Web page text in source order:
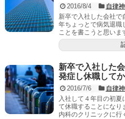
2016/8/4
自律
新卒で入社した会社で
年ちょっとで病気退職
ことを書こうと思いま
新卒で入社した
発症し休職して
2016/7/6
自律
入社して４年目の初夏
て休職することになり
内科のクリニックに行